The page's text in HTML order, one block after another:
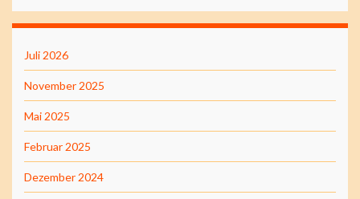
Juli 2026
November 2025
Mai 2025
Februar 2025
Dezember 2024